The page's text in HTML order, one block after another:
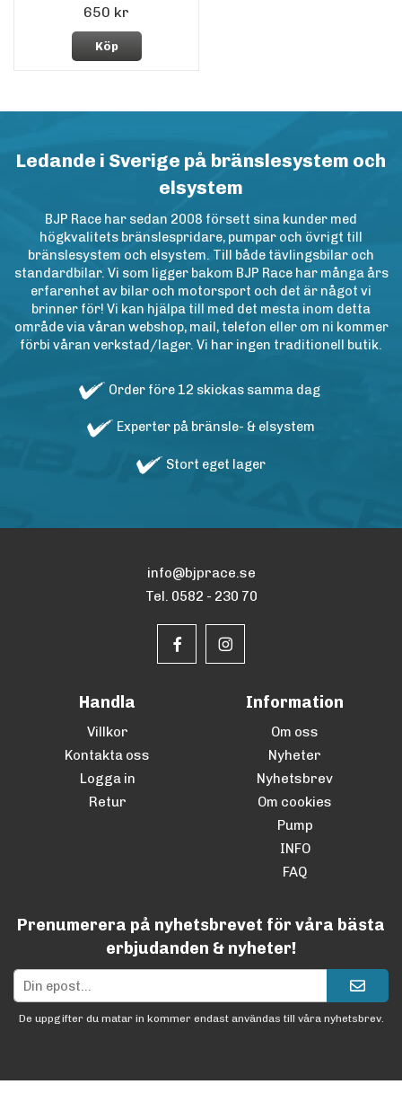
650 kr
Köp
Ledande i Sverige på bränslesystem och
elsystem
BJP Race har sedan 2008 försett sina kunder med
högkvalitets bränslespridare, pumpar och övrigt till
bränslesystem och elsystem. Till både tävlingsbilar och
standardbilar. Vi som ligger bakom BJP Race har många års
erfarenhet av bilar och motorsport och det är något vi
brinner för! Vi kan hjälpa till med det mesta inom detta
område via våran webshop, mail, telefon eller om ni kommer
förbi våran verkstad/lager. Vi har ingen traditionell butik.
Order före 12 skickas samma dag
Experter på bränsle- & elsystem
Stort eget lager
info@bjprace.se
Tel. 0582 - 230 70
Handla
Villkor
Kontakta oss
Logga in
Retur
Information
Om oss
Nyheter
Nyhetsbrev
Om cookies
Pump
INFO
FAQ
Prenumerera på nyhetsbrevet för våra bästa
erbjudanden & nyheter!
De uppgifter du matar in kommer endast användas till våra nyhetsbrev.